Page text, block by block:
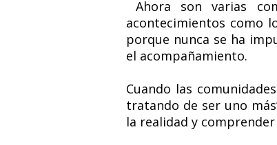
Ahora son varias
acontecimientos como
porque nunca se ha
el acompañamiento.
Cuando las
tratando de ser uno
la realidad y